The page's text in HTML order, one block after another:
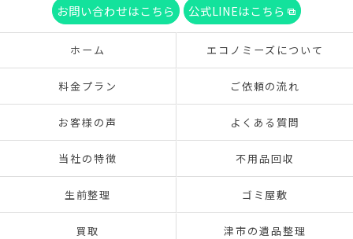
お問い合わせはこちら 公式LINEはこちら
ホーム エコノミーズについて
料金プラン ご依頼の流れ
お客様の声 よくある質問
当社の特徴 不用品回収
生前整理 ゴミ屋敷
買取 津市の遺品整理